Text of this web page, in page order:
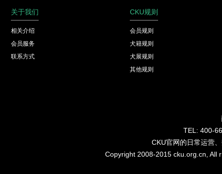
关于我们
相关介绍
会员服务
联系方式
CKU规则
会员规则
犬籍规则
犬展规则
其他规则
TEL: 400-
CKU官网的日常运营
Copyright 2008-2015 cku.org.cn,